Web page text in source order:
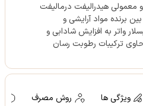
هیدرالیفت درمالیفت
برنده مواد آرایشی و
واتر به افزایش شادابی و
ترکیبات رطوبت رسان
ویژگی ها روش مصرف